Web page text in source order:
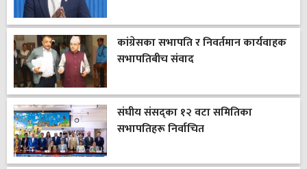
कांग्रेसका सभापति र निवर्तमान कार्यवाहक
सभापतिबीच संवाद
संघीय संसद्का १२ वटा समितिका
सभापतिहरू निर्वाचित